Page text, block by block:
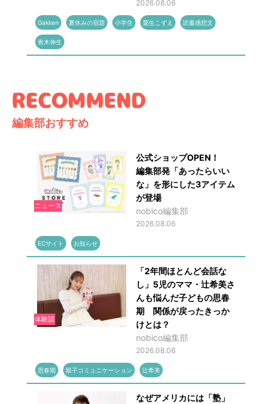
2026.08.06
Gakken 夏休みの宿題 小学生 粟生こずえ 読書感想文
青木伸生
編集部おすすめ
ニュース
公式ショップOPEN！
編集部発「あったらいい
な」を形にした3アイテム
が登場
nobico編集部
2026.08.06
ECサイト お知らせ
体験談
「2年間ほとんど会話な
し」5児のママ・辻希美さ
んも悩んだ子どもの思春
期 関係が戻ったきっか
けとは？
nobico編集部
2026.08.06
思春期 親子コミュニケーション 辻希美
なぜアメリカには「塾」